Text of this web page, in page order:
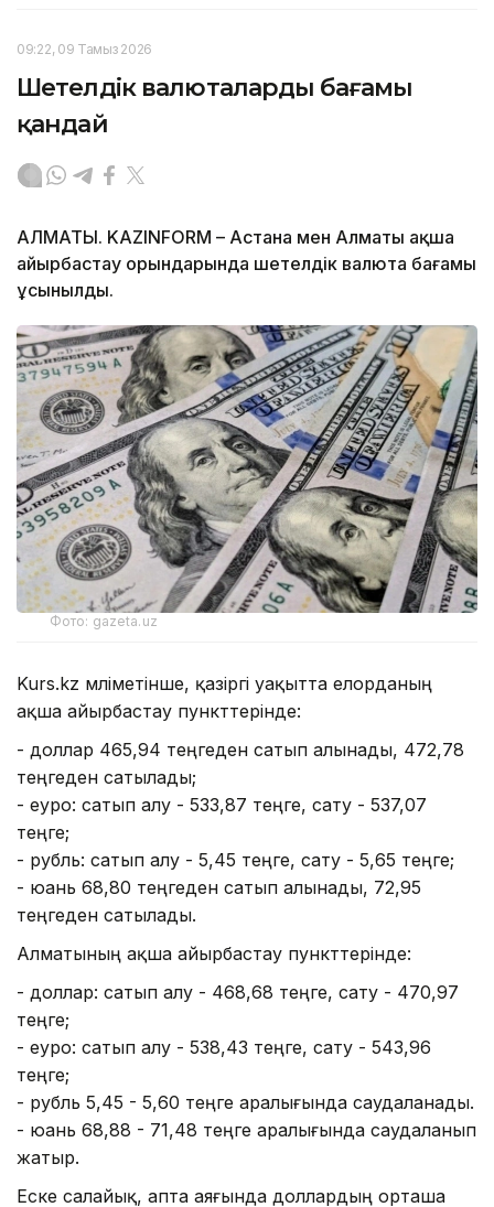
09:22, 09 Тамыз 2026
Шетелдік валюталардың бағамы
қандай
АЛМАТЫ. KAZINFORM – Астана мен Алматы ақша
айырбастау орындарында шетелдік валюта бағамы
ұсынылды.
Фото: gazeta.uz
Kurs.kz мәліметінше, қазіргі уақытта елорданың
ақша айырбастау пункттерінде:
- доллар 465,94 теңгеден сатып алынады, 472,78
теңгеден сатылады;
- еуро: сатып алу - 533,87 теңге, сату - 537,07
теңге;
- рубль: сатып алу - 5,45 теңге, сату - 5,65 теңге;
- юань 68,80 теңгеден сатып алынады, 72,95
теңгеден сатылады.
Алматының ақша айырбастау пункттерінде:
- доллар: сатып алу - 468,68 теңге, сату - 470,97
теңге;
- еуро: сатып алу - 538,43 теңге, сату - 543,96
теңге;
- рубль 5,45 - 5,60 теңге аралығында саудаланады.
- юань 68,88 - 71,48 теңге аралығында саудаланып
жатыр.
Еске салайық, апта аяғында доллардың орташа